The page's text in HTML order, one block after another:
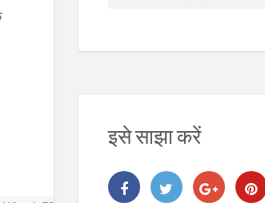
इसे साझा करें